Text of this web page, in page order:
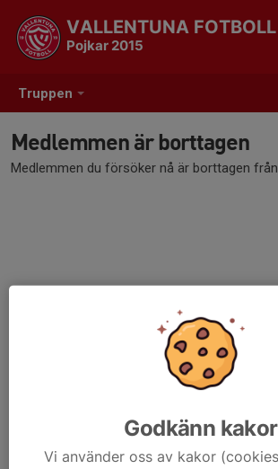
Truppen
VALLENTUNA FOTBOLL
Pojkar 2015
Medlemmen är borttagen
Medlemmen du försöker nå är borttagen
Godkänn kakor
Vi använder oss av kakor